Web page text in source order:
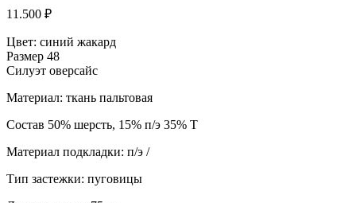
11.500 ₽
Цвет: синий жакард
Размер 48
Силуэт оверсайс
Материал: ткань пальтовая
Состав 50% шерсть, 15% п/э 35% Т
Материал подкладки: п/э /
Тип застежки: пуговицы